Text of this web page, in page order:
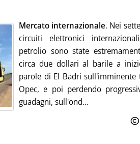
Mercato internazionale. Nei
circuiti elettronici
petrolio sono state
circa due dollari al barile a
parole di El Badri sull'imminente
Opec, e poi perdendo
guadagni, sull'ond...